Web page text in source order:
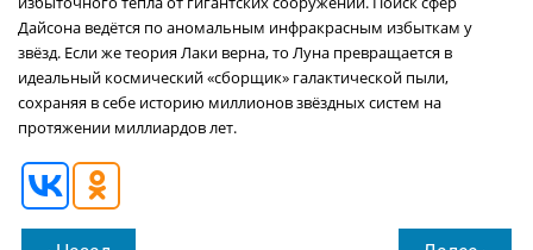
Дайсона ведётся по аномальным инфракрасным избыткам у
звёзд. Если же теория Лаки верна, то Луна превращается в
идеальный космический «сборщик» галактической пыли,
сохраняя в себе историю миллионов звёздных систем на
протяжении миллиардов лет.